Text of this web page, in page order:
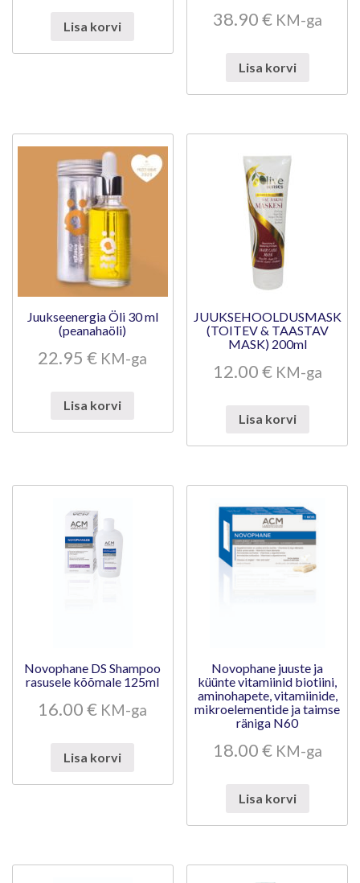
Lisa korvi 38.90€ KM-ga
Lisa korvi
Juukseenergia Öli 30 ml
(peanahaöli)
22.95€ KM-ga
Lisa korvi
JUUKSEHOOLDUSMASK
(TOITEV & TAASTAV
MASK) 200ml
12.00€ KM-ga
Lisa korvi
Novophane DS Shampoo
rasusele kõõmale 125ml
16.00€ KM-ga
Lisa korvi
Novophane juuste ja
küünte vitamiinid biotiini,
aminohapete, vitamiinide,
mikroelementide ja taimse
räniga N60
18.00€ KM-ga
Lisa korvi